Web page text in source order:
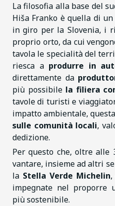
La filosofia alla base del
Hiša Franko è quella di
in giro per la Slovenia, i
proprio orto, da cui
tavola le specialità del
riesca a produrre in
direttamente da
più possibile la filiera
tavole di turisti e
impatto ambientale,
sulle comunità locali,
dedizione.
Per questo che, oltre alle
vantare, insieme ad altri
la Stella Verde Michelin
impegnate nel proporre
più sostenibile.